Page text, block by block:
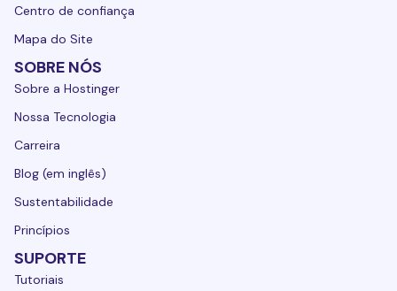
Centro de confiança
Mapa do Site
SOBRE NÓS
Sobre a Hostinger
Nossa Tecnologia
Carreira
Blog (em inglês)
Sustentabilidade
Princípios
SUPORTE
Tutoriais